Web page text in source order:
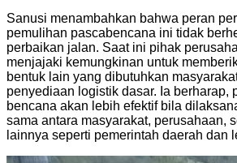
Sanusi menambahkan bahwa peran
pemulihan pascabencana ini tidak
perbaikan jalan. Saat ini pihak
menjajaki kemungkinan untuk
bentuk lain yang dibutuhkan
penyediaan logistik dasar. Ia berharap,
bencana akan lebih efektif bila
sama antara masyarakat, perusahaan,
lainnya seperti pemerintah daerah dan